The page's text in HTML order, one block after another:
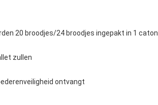
20 broodjes/24 broodjes ingepakt in 1 caton
zullen
ontvangt